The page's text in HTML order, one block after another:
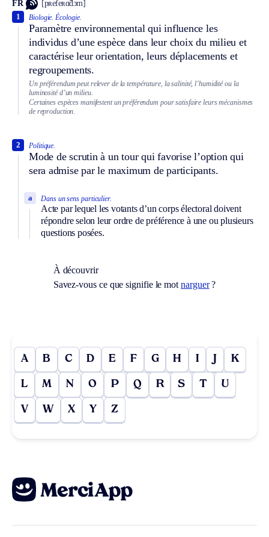
FR [pʀefeʀɑ̃dɔm]
Biologie. Écologie.
Paramètre environnemental qui influence les
individus d’une espèce dans leur choix du milieu et
caractérise leur orientation, leurs déplacements et
regroupements.
1
Un préférendum peut relever de la température, la salinité, l’humidité ou la
luminosité d’un milieu.
Certaines espèces manifestent un préférendum pour satisfaire leurs mécanismes
de reproduction.
Politique.
Mode de scrutin à un tour qui favorise l’option qui
sera admise par le maximum de participants.
2
Dans un sens particulier.
Acte par lequel les votants d’un corps électoral doivent
répondre selon leur ordre de préférence à une ou plusieurs
questions posées.
a
À découvrir
Savez-vous ce que signifie le mot narguer?
A B C D E F G H I J K
L M N O P Q R S T U
V W X Y Z